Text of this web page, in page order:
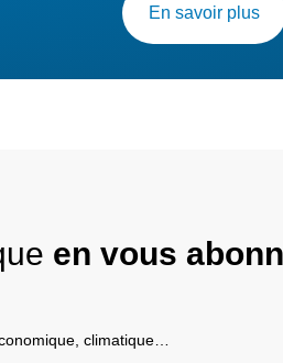
En savoir plus
en vous
climatique…